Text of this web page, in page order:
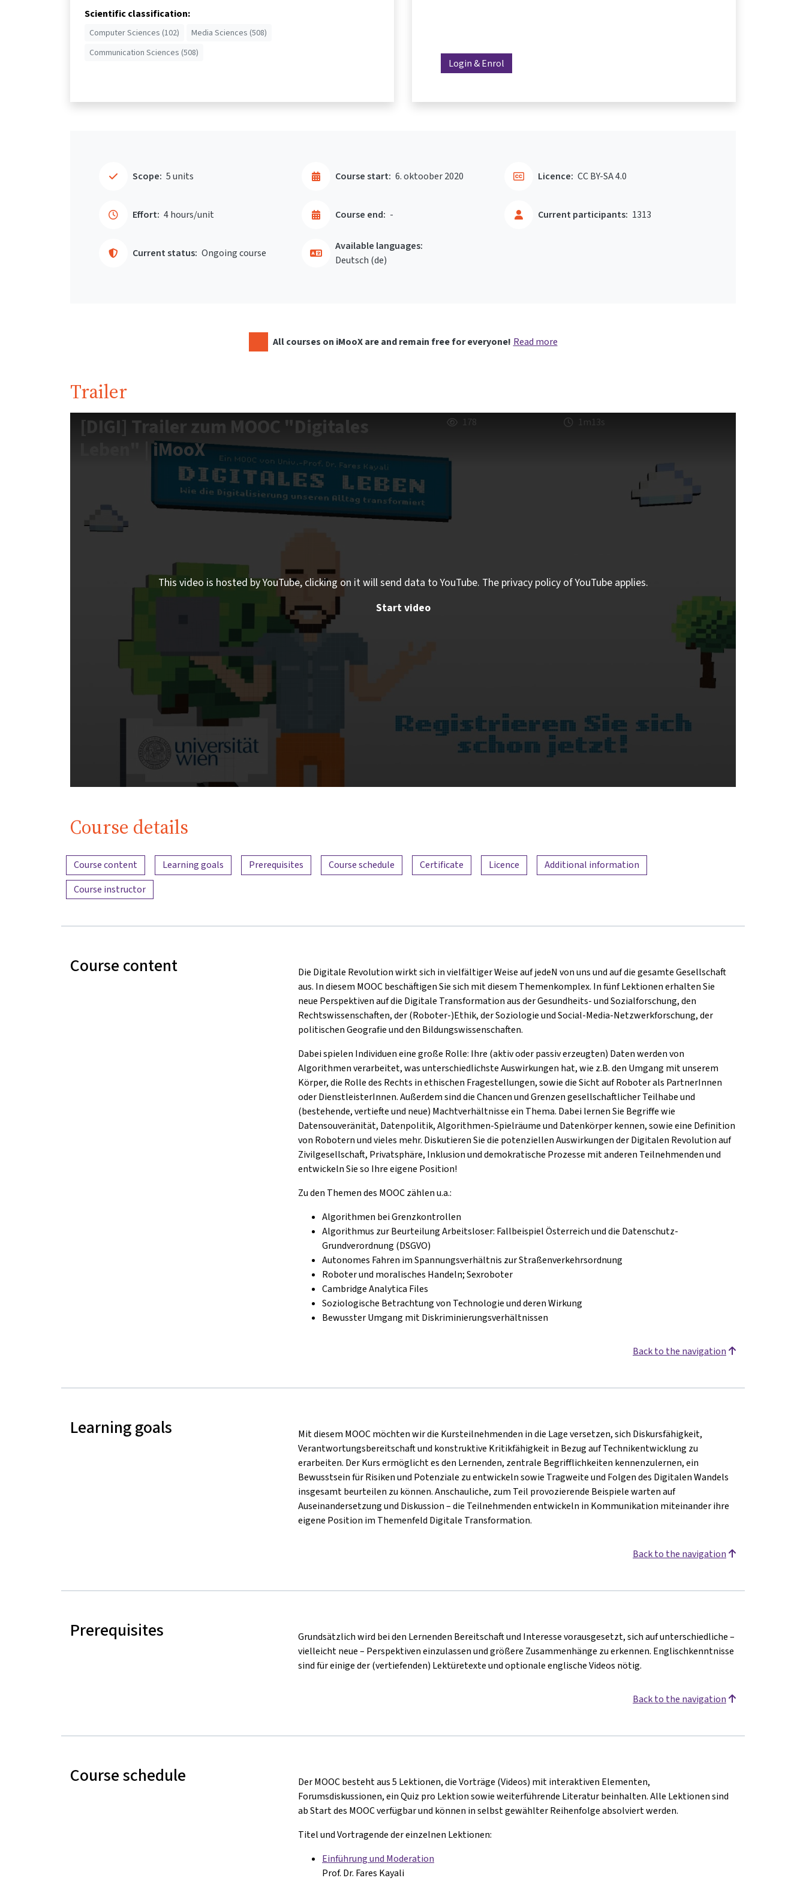
Scientific classification:
Computer Sciences (102)
Media Sciences (508)
Communication Sciences (508)
Login & Enrol
Scope: 5 units
Effort: 4 hours/unit
Course start: 6. oktoober 2020
Course end: -
Current status: Ongoing course
Current participants: 1313
Licence: CC BY-SA 4.0
Available languages:
Deutsch ‎(de)‎
All courses on iMooX are and remain free for everyone! Read more
Trailer
[DIGI] Trailer zum MOOC "Digitales
Leben" | iMooX
178 1m13s
This video is hosted by YouTube, clicking on it will send data to YouTube. The privacy policy of YouTube applies.
Start video
Course details
Content overview
Course content Learning goals Prerequisites Course schedule Certificate Licence
Additional information
Course instructor
Course content
Die Digitale Revolution wirkt sich in vielfältiger Weise auf jedeN von uns und auf die gesamte Gesellschaft
aus. In diesem MOOC beschäftigen Sie sich mit diesem Themenkomplex. In fünf Lektionen erhalten Sie
neue Perspektiven auf die Digitale Transformation aus der Gesundheits- und Sozialforschung, den
Rechtswissenschaften, der (Roboter-)Ethik, der Soziologie und Social-Media-Netzwerkforschung, der
politischen Geografie und den Bildungswissenschaften.
Dabei spielen Individuen eine große Rolle: Ihre (aktiv oder passiv erzeugten) Daten werden von
Algorithmen verarbeitet, was unterschiedlichste Auswirkungen hat, wie z.B. den Umgang mit unserem
Körper, die Rolle des Rechts in ethischen Fragestellungen, sowie die Sicht auf Roboter als PartnerInnen
oder DienstleisterInnen. Außerdem sind die Chancen und Grenzen gesellschaftlicher Teilhabe und
(bestehende, vertiefte und neue) Machtverhältnisse ein Thema. Dabei lernen Sie Begriffe wie
Datensouveränität, Datenpolitik, Algorithmen-Spielräume und Datenkörper kennen, sowie eine Definition
von Robotern und vieles mehr. Diskutieren Sie die potenziellen Auswirkungen der Digitalen Revolution auf
Zivilgesellschaft, Privatsphäre, Inklusion und demokratische Prozesse mit anderen Teilnehmenden und
entwickeln Sie so Ihre eigene Position!
Zu den Themen des MOOC zählen u.a.:
Algorithmen bei Grenzkontrollen
Algorithmus zur Beurteilung Arbeitsloser: Fallbeispiel Österreich und die Datenschutz-
Grundverordnung (DSGVO)
Autonomes Fahren im Spannungsverhältnis zur Straßenverkehrsordnung
Roboter und moralisches Handeln; Sexroboter
Cambridge Analytica Files
Soziologische Betrachtung von Technologie und deren Wirkung
Bewusster Umgang mit Diskriminierungsverhältnissen
Back to the navigation
Learning goals
Mit diesem MOOC möchten wir die Kursteilnehmenden in die Lage versetzen, sich Diskursfähigkeit,
Verantwortungsbereitschaft und konstruktive Kritikfähigkeit in Bezug auf Technikentwicklung zu
erarbeiten. Der Kurs ermöglicht es den Lernenden, zentrale Begrifflichkeiten kennenzulernen, ein
Bewusstsein für Risiken und Potenziale zu entwickeln sowie Tragweite und Folgen des Digitalen Wandels
insgesamt beurteilen zu können. Anschauliche, zum Teil provozierende Beispiele warten auf
Auseinandersetzung und Diskussion – die Teilnehmenden entwickeln in Kommunikation miteinander ihre
eigene Position im Themenfeld Digitale Transformation.
Back to the navigation
Prerequisites
Grundsätzlich wird bei den Lernenden Bereitschaft und Interesse vorausgesetzt, sich auf unterschiedliche –
vielleicht neue – Perspektiven einzulassen und größere Zusammenhänge zu erkennen. Englischkenntnisse
sind für einige der (vertiefenden) Lektüretexte und optionale englische Videos nötig.
Back to the navigation
Course schedule
Der MOOC besteht aus 5 Lektionen, die Vorträge (Videos) mit interaktiven Elementen,
Forumsdiskussionen, ein Quiz pro Lektion sowie weiterführende Literatur beinhalten. Alle Lektionen sind
ab Start des MOOC verfügbar und können in selbst gewählter Reihenfolge absolviert werden.
Titel und Vortragende der einzelnen Lektionen:
Einführung und Moderation
Prof. Dr. Fares Kayali